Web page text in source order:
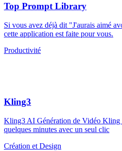
Top Prompt Library
Si vous avez déjà dit "J'aurais aimé
cette application est faite pour vous.
Productivité
Kling3
Kling3 AI Génération de Vidéo Kling
quelques minutes avec un seul clic
Création et Design